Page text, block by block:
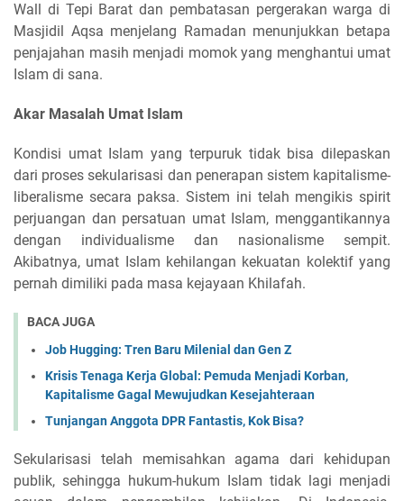
Wall di Tepi Barat dan pembatasan pergerakan warga di
Masjidil Aqsa menjelang Ramadan menunjukkan betapa
penjajahan masih menjadi momok yang menghantui umat
Islam di sana.
Akar Masalah Umat Islam
Kondisi umat Islam yang terpuruk tidak bisa dilepaskan
dari proses sekularisasi dan penerapan sistem kapitalisme-
liberalisme secara paksa. Sistem ini telah mengikis spirit
perjuangan dan persatuan umat Islam, menggantikannya
dengan individualisme dan nasionalisme sempit.
Akibatnya, umat Islam kehilangan kekuatan kolektif yang
pernah dimiliki pada masa kejayaan Khilafah.
BACA JUGA
Job Hugging: Tren Baru Milenial dan Gen Z
Krisis Tenaga Kerja Global: Pemuda Menjadi Korban,
Kapitalisme Gagal Mewujudkan Kesejahteraan
Tunjangan Anggota DPR Fantastis, Kok Bisa?
Sekularisasi telah memisahkan agama dari kehidupan
publik, sehingga hukum-hukum Islam tidak lagi menjadi